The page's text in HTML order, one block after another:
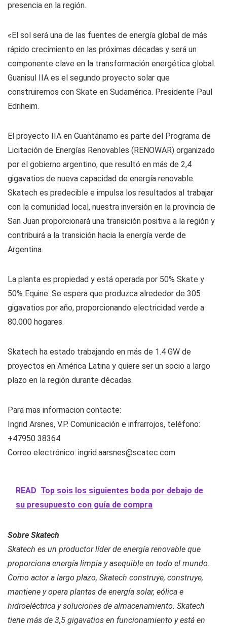
presencia en la región.
«El sol será una de las fuentes de energía global de más
rápido crecimiento en las próximas décadas y será un
componente clave en la transformación energética global.
Guanisul IIA es el segundo proyecto solar que
construiremos con Skate en Sudamérica. Presidente Paul
Edriheim.
El proyecto IIA en Guantánamo es parte del Programa de
Licitación de Energías Renovables (RENOWAR) organizado
por el gobierno argentino, que resultó en más de 2,4
gigavatios de nueva capacidad de energía renovable.
Skatech es predecible e impulsa los resultados al trabajar
con la comunidad local, nuestra inversión en la provincia de
San Juan proporcionará una transición positiva a la región y
contribuirá a la transición hacia la energía verde de
Argentina.
La planta es propiedad y está operada por 50% Skate y
50% Equine. Se espera que produzca alrededor de 305
gigavatios por año, proporcionando electricidad verde a
80.000 hogares.
Skatech ha estado trabajando en más de 1.4 GW de
proyectos en América Latina y quiere ser un socio a largo
plazo en la región durante décadas.
Para mas informacion contacte:
Ingrid Arsnes, V.P. Comunicación e infrarrojos, teléfono:
+47950 38364
Correo electrónico: ingrid.aarsnes@scatec.com
READ Top sois los siguientes boda por debajo de
su presupuesto con guía de compra
Sobre Skatech
Skatech es un productor líder de energía renovable que
proporciona energía limpia y asequible en todo el mundo.
Como actor a largo plazo, Skatech construye, construye,
mantiene y opera plantas de energía solar, eólica e
hidroeléctrica y soluciones de almacenamiento. Skatech
tiene más de 3,5 gigavatios en funcionamiento y está en